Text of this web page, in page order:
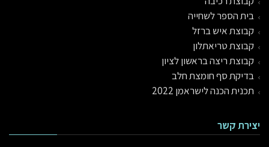
בית הספר לשחייה
קבוצת איש ברזל
קבוצת טריאתלון
קבוצת ריצה בראשון לציון
בדיקת סף חומצת חלב
תכנית הכנה לישראמן 2022
יצירת קשר